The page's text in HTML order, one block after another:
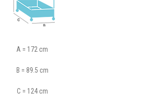
A = 172 cm
B = 89.5 cm
C = 124 cm